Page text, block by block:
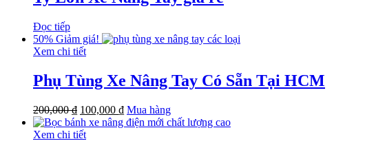
Đọc tiếp
50% Giảm giá!
Xem chi tiết
Phụ Tùng Xe Nâng Tay Có Sẵn Tại HCM
200,000₫ 100,000 ₫ Mua hàng
Xem chi tiết